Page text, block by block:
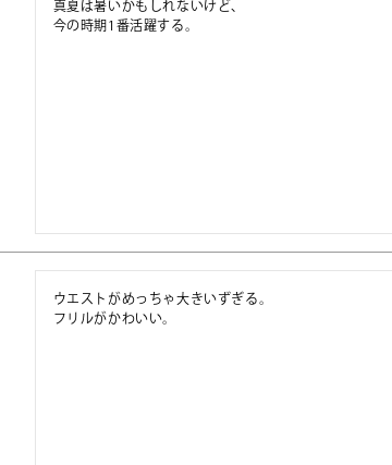
真夏は暑いかもしれないけど、
ウエストがめっちゃ大きいずぎる。
フリルがかわいい。